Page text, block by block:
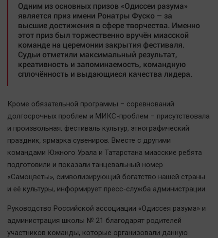
Одним из основных призов «Одиссеи разума»
является приз имени Ронатры Фуско – за
высшие достижения в сфере творчества. Именно
этот приз был торжественно вручён миасской
команде на церемонии закрытия фестиваля.
Судьи отметили максимальный результат,
креативность и запоминаемость, командную
сплочённость и выдающиеся качества лидера.
Кроме обязательной программы – соревнований
долгосрочных проблем и МИКС-проблем – присутствовала
и произвольная: фестиваль культур, этнографический
праздник, ярмарка сувениров. Вместе с другими
командами Южного Урала и Татарстана миасские ребята
подготовили и показали танцевальный номер
«Самоцветы», символизирующий богатство нашей страны
и её культуры, информирует пресс-служба администрации.
Руководство Российской ассоциации «Одиссея разума» и
администрация школы № 21 благодарят родителей
участников команды, которые организовали данную